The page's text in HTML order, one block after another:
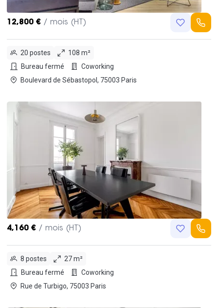
12,800 € / mois (HT)
20 postes
108 m²
Bureau fermé
Coworking
Boulevard de Sébastopol, 75003 Paris
4,160 € / mois (HT)
8 postes
27 m²
Bureau fermé
Coworking
Rue de Turbigo, 75003 Paris